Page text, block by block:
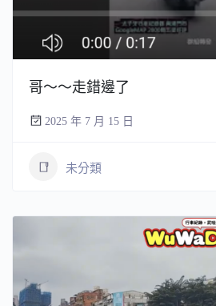
哥～～走錯邊了
2025 年 7 月 15 日
未分類